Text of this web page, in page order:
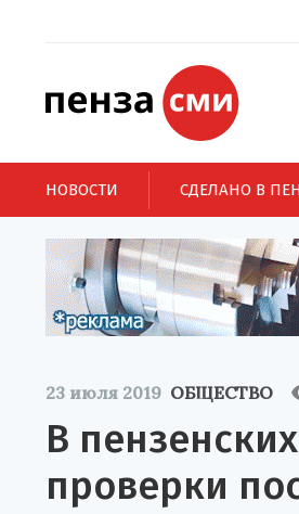
НОВОСТИ СДЕЛАНО В
23 июля 2019 ОБЩЕСТВО
В
проверки